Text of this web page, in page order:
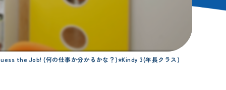
the Job! (何の仕事か分かるかな？)⭐︎Kindy 3(年長クラス)